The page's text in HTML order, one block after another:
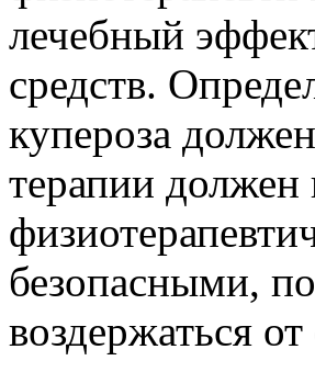
лечебный
средств.
купероза
терапии должен
безопасными,
воздержаться